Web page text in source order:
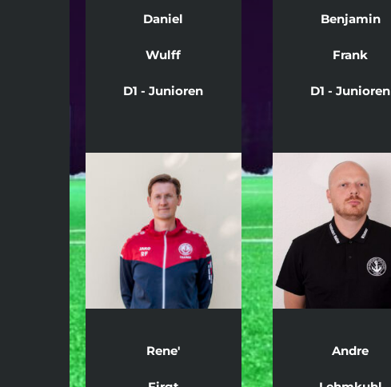
Daniel
Wulff
D1 - Junioren
Rene'
Benjamin
Frank
D1 - Junioren
Andre